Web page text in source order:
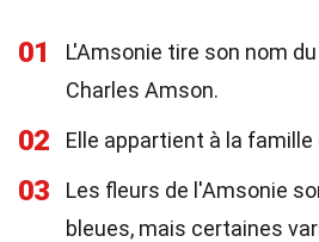
01
L'Amsonie tire son nom
Charles Amson.
02 Elle appartient à la
03
Les fleurs de l'Amsonie
bleues, mais certaines